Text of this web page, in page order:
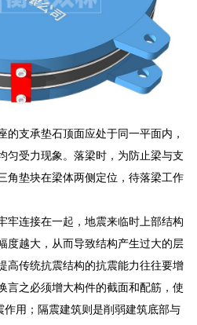
的支承垫石顶面应处于同一平面内，
匀受力现象。落梁时，为防止梁与支
角垫块在梁体两侧定位，待落梁工作
牢连接在一起，地震来临时上部结构
度越大，从而导致结构产生过大的层
高传统抗震结构的抗震能力往往要增
言之必须增大构件的截面和配筋，使
作用；隔震建筑则是削弱建筑底部与